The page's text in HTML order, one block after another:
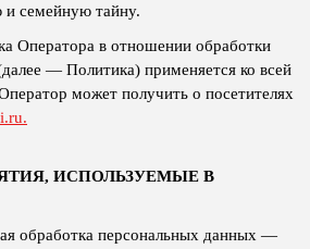
и семейную тайну.
Оператора в отношении обработки
— Политика) применяется ко всей
может получить о посетителях
ИСПОЛЬЗУЕМЫЕ В
обработка персональных данных —